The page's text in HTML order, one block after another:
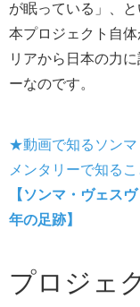
が眠っている」、
本プロジェクト自
リアから日本の力
ーなのです。
★動画で知るソンマ
メンタリーで知るこ
【ソンマ・ヴェス
年の足跡】
プロジェ